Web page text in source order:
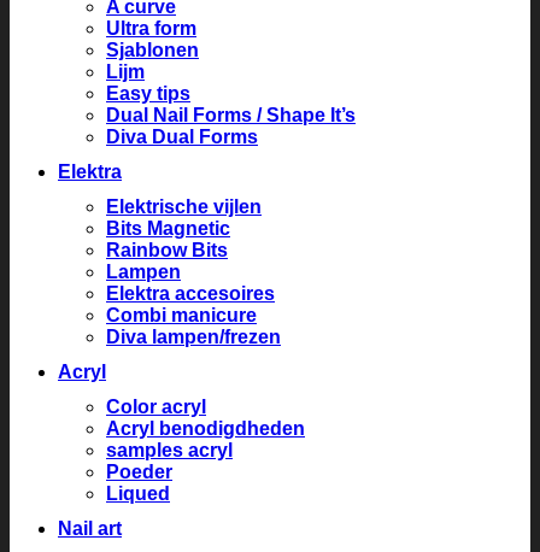
A curve
Ultra form
Sjablonen
Lijm
Easy tips
Dual Nail Forms / Shape It’s
Diva Dual Forms
Elektra
Elektrische vijlen
Bits Magnetic
Rainbow Bits
Lampen
Elektra accesoires
Combi manicure
Diva lampen/frezen
Acryl
Color acryl
Acryl benodigdheden
samples acryl
Poeder
Liqued
Nail art